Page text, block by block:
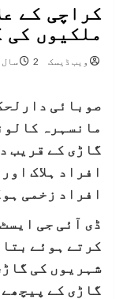
کراچی کے
ملکیوں کی
ویب ڈیسک 2 سال ago
صوبائی
مانسہرہ
افراد زخمی
ڈی آئی جی
کرتے ہوئے
شہریوں کی
گاڑی کے